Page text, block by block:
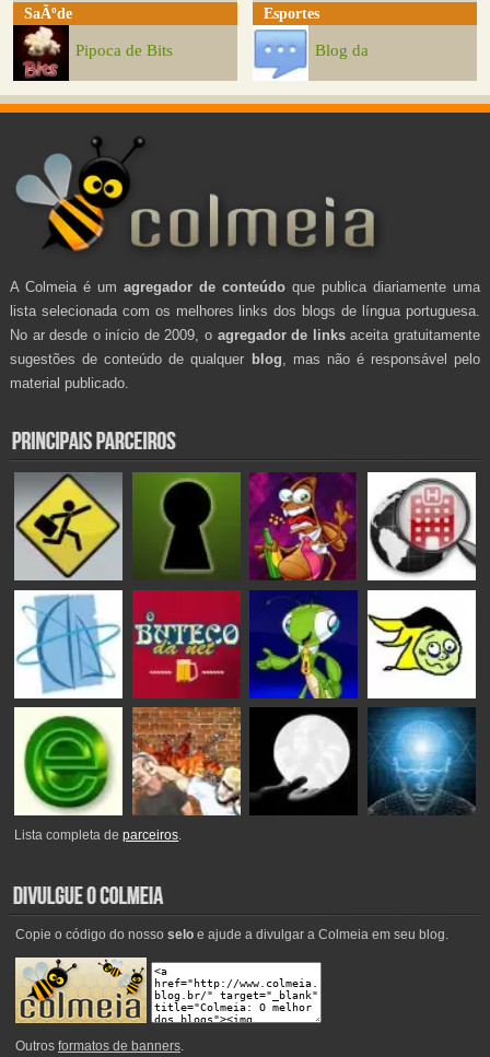
SaÃºde
Pipoca de Bits
Esportes
Blog da
A Colmeia é um agregador de conteúdo que publica diariamente uma
lista selecionada com os melhores links dos blogs de língua portuguesa.
No ar desde o início de 2009, o agregador de linksaceita gratuitamente
sugestões de conteúdo de qualquer blog , mas não é responsável pelo
material publicado.
Lista completa deparceiros.
Copie o código do nosso seloe ajude a divulgar a Colmeia em seu blog.
Outros formatos de banners.